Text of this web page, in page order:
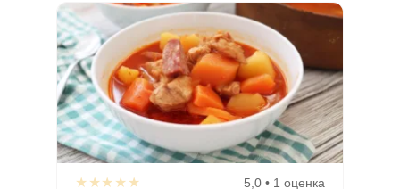
★★★★★ 5,0 • 1 оценка